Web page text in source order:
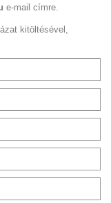
e-mail címre.
kitöltésével,